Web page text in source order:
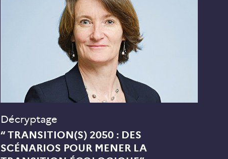
Décryptage
“ TRANSITION(S) 2050 : DES
SCÉNARIOS POUR MENER LA